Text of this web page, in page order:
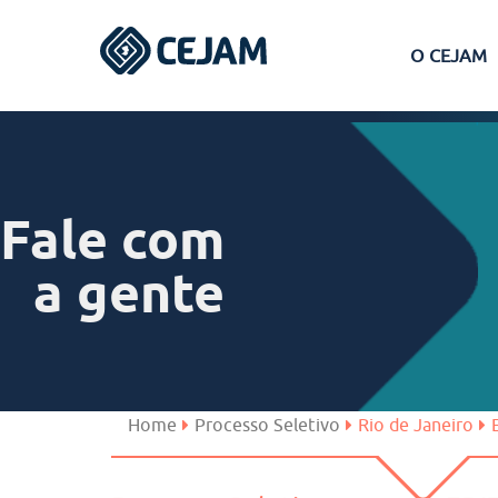
O CEJAM
Ferraz de Vasconcelos
São José dos Campos
Fale com
a gente
Home Processo Seletivo Rio de Janeiro